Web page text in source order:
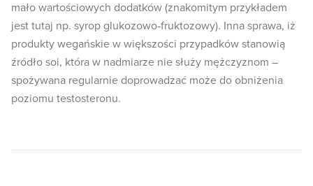
mało wartościowych dodatków (znakomitym przykładem
jest tutaj np. syrop glukozowo-fruktozowy). Inna sprawa, iż
produkty wegańskie w większości przypadków stanowią
źródło soi, która w nadmiarze nie służy mężczyznom –
spożywana regularnie doprowadzać może do obniżenia
poziomu testosteronu.